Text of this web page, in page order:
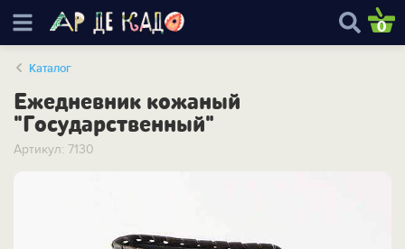
0
Каталог
Ежедневник кожаный
"Государственный"
Артикул: 7130